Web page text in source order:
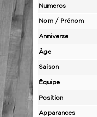
Numeros
Nom / Prénom
Anniverse
Âge
Saison
Ëquipe
Position
Apparances